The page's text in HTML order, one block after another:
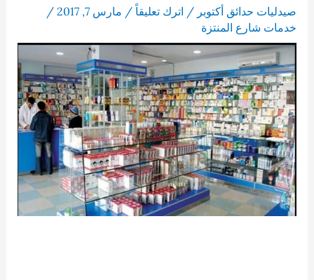
صيدليات حدائق أكتوبر / اترك تعليقاً / مارس 7, 2017
/
خدمات شارع المنتزة